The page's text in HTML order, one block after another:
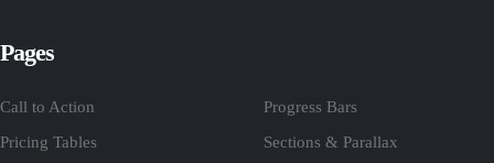
Pages
Call to Action
Pricing Tables
Progress Bars
Sections & Parallax